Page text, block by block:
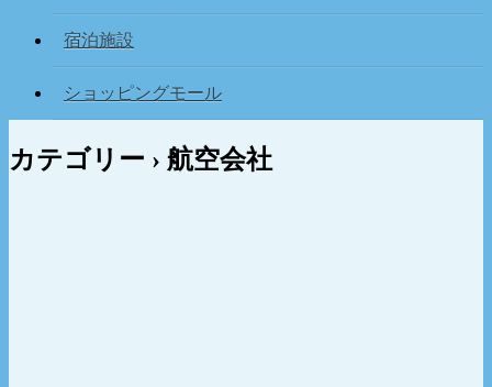
宿泊施設
ショッピングモール
カテゴリー › 航空会社